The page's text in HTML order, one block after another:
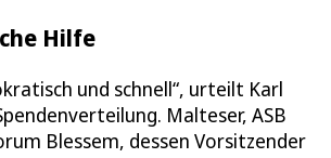
Hilfe
und schnell“, urteilt Karl
Malteser, ASB
Blessem, dessen Vorsitzender